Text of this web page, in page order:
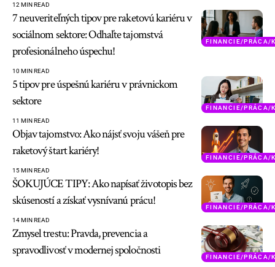
12 MIN READ
FINANCIE/PRÁCA/
7 neuveriteľných tipov pre raketovú kariéru v
sociálnom sektore: Odhaľte tajomstvá
profesionálneho úspechu!
10 MIN READ
FINANCIE/PRÁCA/
5 tipov pre úspešnú kariéru v právnickom
sektore
11 MIN READ
FINANCIE/PRÁCA/
Objav tajomstvo: Ako nájsť svoju vášeň pre
raketový štart kariéry!
15 MIN READ
FINANCIE/PRÁCA/
ŠOKUJÚCE TIPY: Ako napísať životopis bez
skúseností a získať vysnívanú prácu!
14 MIN READ
FINANCIE/PRÁCA/
Zmysel trestu: Pravda, prevencia a
spravodlivosť v modernej spoločnosti